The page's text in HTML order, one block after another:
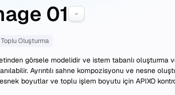
01
Toplu Oluşturma
görsele modelidir ve istem tabanlı oluşturma
Ayrıntılı sahne kompozisyonu ve nesne
boyutlar ve toplu işlem boyutu için APIXO